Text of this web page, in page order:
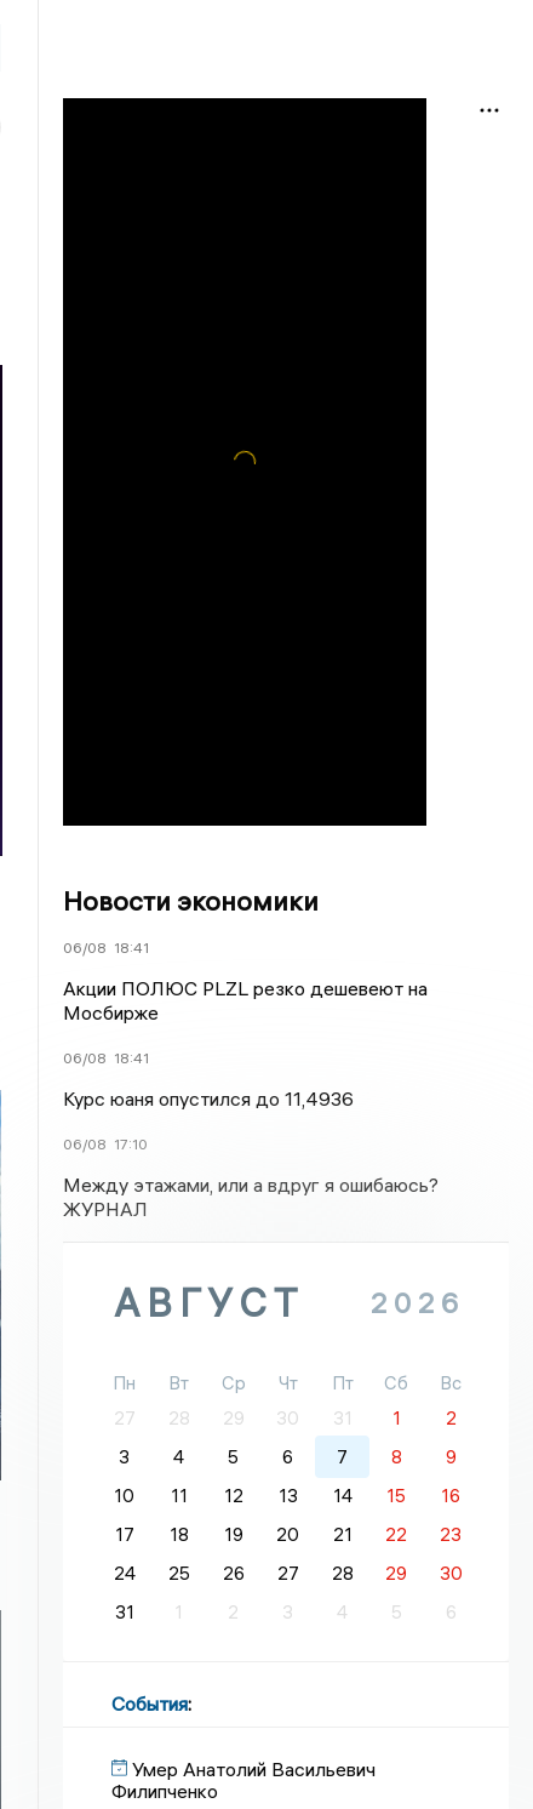
Новости экономики
06/08 18:41
Акции ПОЛЮС PLZL резко дешевеют на
Мосбирже
06/08 18:41
Курс юаня опустился до 11,4936
06/08 17:10
Между этажами, или а вдруг я ошибаюсь?
ЖУРНАЛ
АВГУСТ 2026
Пн Вт Ср Чт Пт Сб
Вс
27
28 29 30 31 1
2
3
4 5 6 7 8
9
10
11 12 13 14 15
16
17
18 19 20 21 22
23
24
25 26 27 28 29
30
31
1 2 3 4 5 6
События:
Умер Анатолий Васильевич
Филипченко